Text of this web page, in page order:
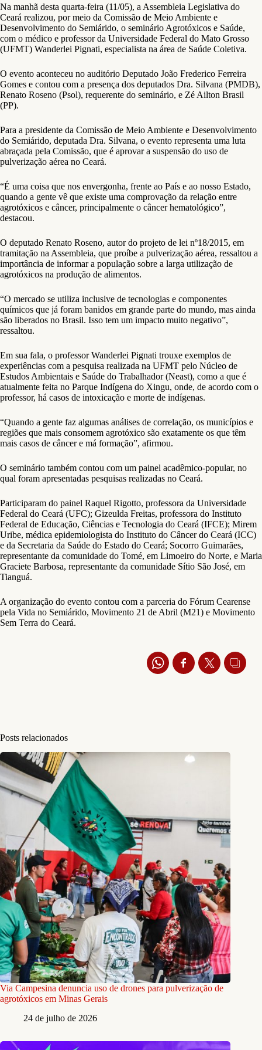
Na manhã desta quarta-feira (11/05), a Assembleia Legislativa do
Ceará realizou, por meio da Comissão de Meio Ambiente e
Desenvolvimento do Semiárido, o seminário Agrotóxicos e Saúde,
com o médico e professor da Universidade Federal do Mato Grosso
(UFMT) Wanderlei Pignati, especialista na área de Saúde Coletiva.
O evento aconteceu no auditório Deputado João Frederico Ferreira
Gomes e contou com a presença dos deputados Dra. Silvana (PMDB),
Renato Roseno (Psol), requerente do seminário, e Zé Ailton Brasil
(PP).
Para a presidente da Comissão de Meio Ambiente e Desenvolvimento
do Semiárido, deputada Dra. Silvana, o evento representa uma luta
abraçada pela Comissão, que é aprovar a suspensão do uso de
pulverização aérea no Ceará.
“É uma coisa que nos envergonha, frente ao País e ao nosso Estado,
quando a gente vê que existe uma comprovação da relação entre
agrotóxicos e câncer, principalmente o câncer hematológico”,
destacou.
O deputado Renato Roseno, autor do projeto de lei nº18/2015, em
tramitação na Assembleia, que proíbe a pulverização aérea, ressaltou a
importância de informar a população sobre a larga utilização de
agrotóxicos na produção de alimentos.
“O mercado se utiliza inclusive de tecnologias e componentes
químicos que já foram banidos em grande parte do mundo, mas ainda
são liberados no Brasil. Isso tem um impacto muito negativo”,
ressaltou.
Em sua fala, o professor Wanderlei Pignati trouxe exemplos de
experiências com a pesquisa realizada na UFMT pelo Núcleo de
Estudos Ambientais e Saúde do Trabalhador (Neast), como a que é
atualmente feita no Parque Indígena do Xingu, onde, de acordo com o
professor, há casos de intoxicação e morte de indígenas.
“Quando a gente faz algumas análises de correlação, os municípios e
regiões que mais consomem agrotóxico são exatamente os que têm
mais casos de câncer e má formação”, afirmou.
O seminário também contou com um painel acadêmico-popular, no
qual foram apresentadas pesquisas realizadas no Ceará.
Participaram do painel Raquel Rigotto, professora da Universidade
Federal do Ceará (UFC); Gizeulda Freitas, professora do Instituto
Federal de Educação, Ciências e Tecnologia do Ceará (IFCE); Mirem
Uribe, médica epidemiologista do Instituto do Câncer do Ceará (ICC)
e da Secretaria da Saúde do Estado do Ceará; Socorro Guimarães,
representante da comunidade do Tomé, em Limoeiro do Norte, e Maria
Graciete Barbosa, representante da comunidade Sítio São José, em
Tianguá.
A organização do evento contou com a parceria do Fórum Cearense
pela Vida no Semiárido, Movimento 21 de Abril (M21) e Movimento
Sem Terra do Ceará.
Posts relacionados
Via Campesina denuncia uso de drones para pulverização de
agrotóxicos em Minas Gerais
24 de julho de 2026